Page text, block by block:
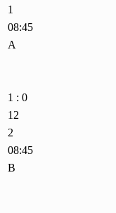
1
08:45
A
1 : 0
12
2
08:45
B